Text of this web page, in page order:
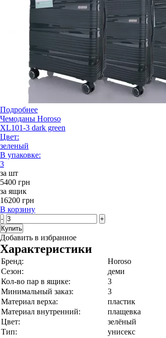
Подробнее
Чемоданы Horoso
XL101-3 dark green
Цвет:
зеленый
В упаковке:
3
за шт
5400 грн
за ящик
16200 грн
В корзину
-
+
Купить
Добавить в избранное
Характеристики
Бренд:
Horoso
Сезон:
деми
Кол-во пар в ящике:
3
Минимальный заказ:
3
Материал верха:
пластик
Материал внутренний:
плащевка
Цвет:
зелёный
Тип:
унисекс